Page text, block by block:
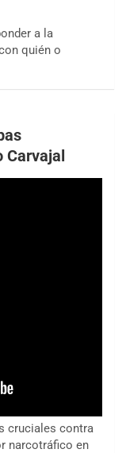
a la
quién o
Carvajal
cruciales contra
narcotráfico en